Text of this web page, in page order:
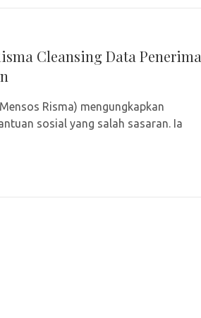
Cleansing Data Penerima
Risma) mengungkapkan
sosial yang salah sasaran. Ia